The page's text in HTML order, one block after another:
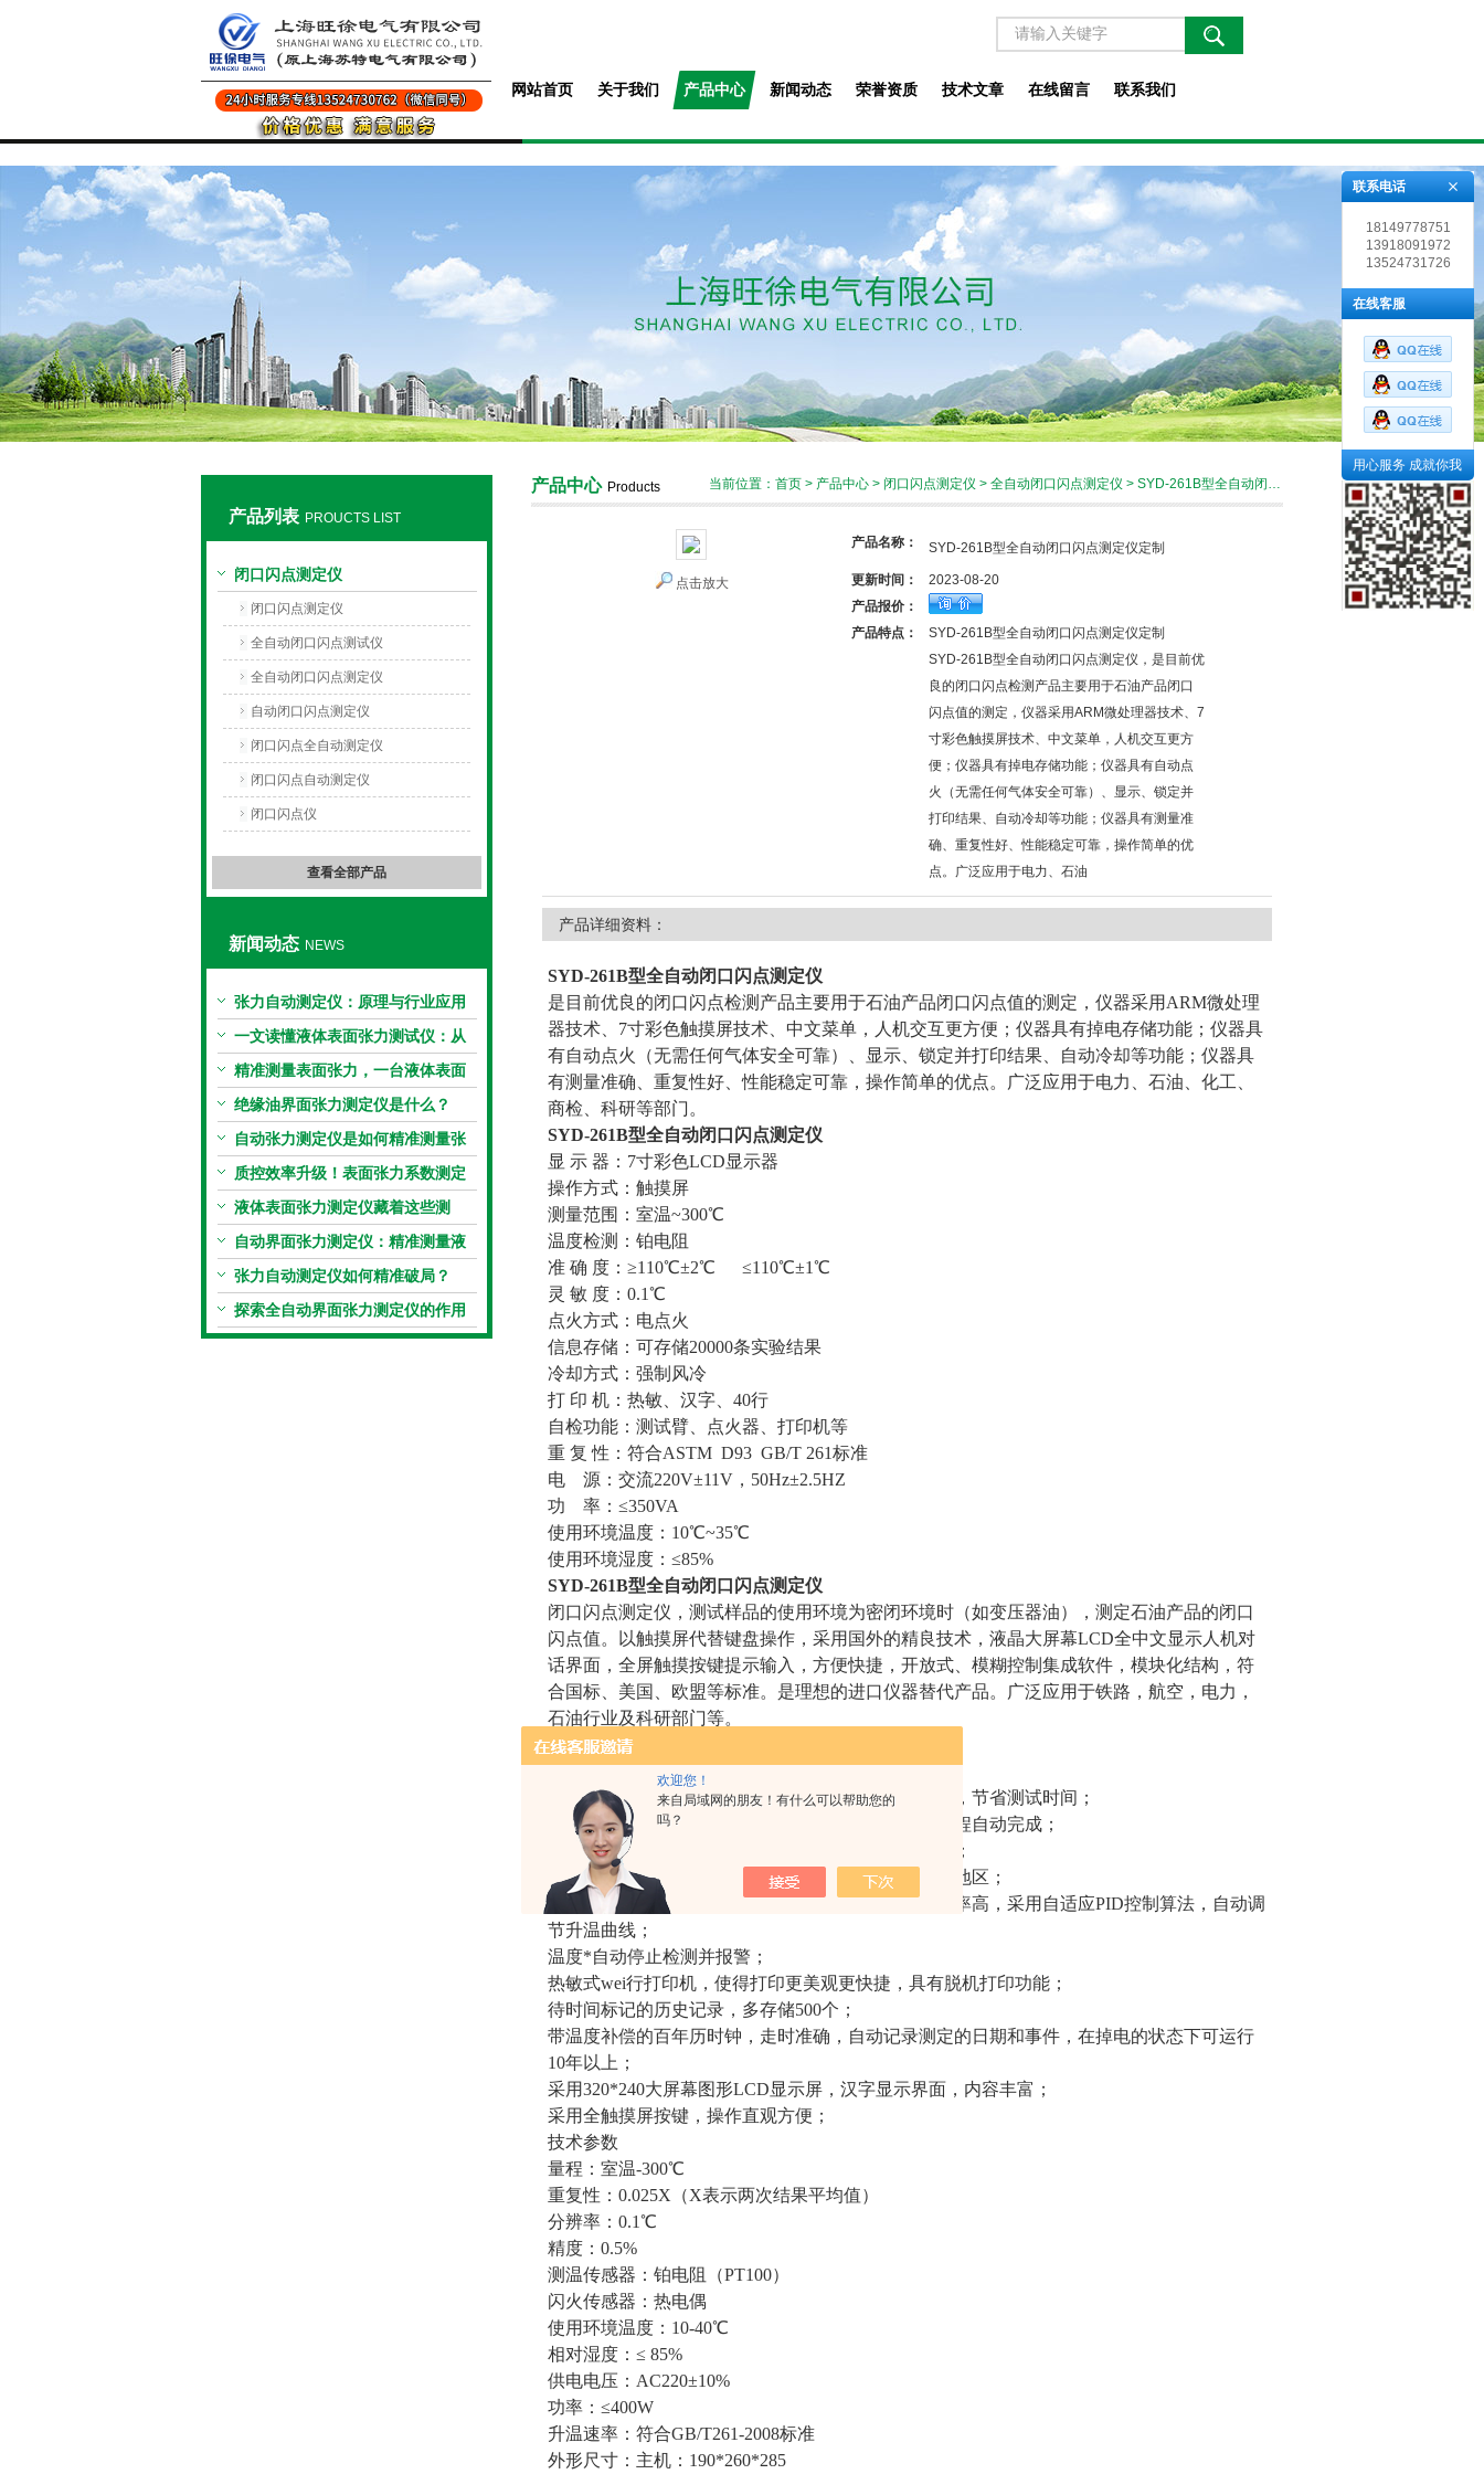
欢迎您！
来自局域网的朋友！有什么可以帮助您的
吗？
网站首页 关于我们 产品中心 新闻动态 荣誉资质 技术文章 在线留言 联系我们
产品列表 PROUCTS LIST
闭口闪点测定仪
闭口闪点测定仪
全自动闭口闪点测试仪
全自动闭口闪点测定仪
自动闭口闪点测定仪
闭口闪点全自动测定仪
闭口闪点自动测定仪
闭口闪点仪
查看全部产品
新闻动态 NEWS
张力自动测定仪：原理与行业应用
解析
一文读懂液体表面张力测试仪：从
原理到应用全掌握
精准测量表面张力，一台液体表面
张力系数测量仪就够了
绝缘油界面张力测定仪是什么？
自动张力测定仪是如何精准测量张
力的？
质控效率升级！表面张力系数测定
仪真香警告
液体表面张力测定仪藏着这些测
定“小窍门”
自动界面张力测定仪：精准测量液
体界面张力的关键设备
张力自动测定仪如何精准破局？
探索全自动界面张力测定仪的作用
产品中心 Products 当前位置： 首页 > 产品中心 > 闭口闪点测定仪 > 全自动闭口闪点测定仪 > SYD-261B型全自动闭口闪点测定仪定制
点击放大
产品名称： SYD-261B型全自动闭口闪点测定仪定制
更新时间：
2023-08-20
产品报价：
产品特点：
SYD-261B型全自动闭口闪点测定仪定制
SYD-261B型全自动闭口闪点测定仪，是目前优
良的闭口闪点检测产品主要用于石油产品闭口
闪点值的测定，仪器采用ARM微处理器技术、7
寸彩色触摸屏技术、中文菜单，人机交互更方
便；仪器具有掉电存储功能；仪器具有自动点
火（无需任何气体安全可靠）、显示、锁定并
打印结果、自动冷却等功能；仪器具有测量准
确、重复性好、性能稳定可靠，操作简单的优
点。广泛应用于电力、石油
产品详细资料：
SYD-261B型全自动闭口闪点测定仪
是目前优良的闭口闪点检测产品主要用于石油产品闭口闪点值的测定，仪器采用ARM微处理
器技术、7寸彩色触摸屏技术、中文菜单，人机交互更方便；仪器具有掉电存储功能；仪器具
有自动点火（无需任何气体安全可靠）、显示、锁定并打印结果、自动冷却等功能；仪器具
有测量准确、重复性好、性能稳定可靠，操作简单的优点。广泛应用于电力、石油、化工、
商检、科研等部门。
SYD-261B型全自动闭口闪点测定仪
显 示 器：7寸彩色LCD显示器
操作方式：触摸屏
测量范围：室温~300℃
温度检测：铂电阻
准 确 度：≥110℃±2℃ ≤110℃±1℃
灵 敏 度：0.1℃
点火方式：电点火
信息存储：可存储20000条实验结果
冷却方式：强制风冷
打 印 机：热敏、汉字、40行
自检功能：测试臂、点火器、打印机等
重 复 性：符合ASTM D93 GB/T 261标准
电 源：交流220V±11V，50Hz±2.5HZ
功 率：≤350VA
使用环境温度：10℃~35℃
使用环境湿度：≤85%
SYD-261B型全自动闭口闪点测定仪
闭口闪点测定仪，测试样品的使用环境为密闭环境时（如变压器油），测定石油产品的闭口
闪点值。以触摸屏代替键盘操作，采用国外的精良技术，液晶大屏幕LCD全中文显示人机对
话界面，全屏触摸按键提示输入，方便快捷，开放式、模糊控制集成软件，模块化结构，符
合国标、美国、欧盟等标准。是理想的进口仪器替代产品。广泛应用于铁路，航空，电力，
石油行业及科研部门等。
特点
采用新型高速数字信号处理器，工作可靠精度高；
一台主机可同时控制多台测试炉进行多个样品的测试，节省测试时间；
检测、开盖、点火、报警、冷却、打印，整个实验过程自动完成；
气电两用点火方式，即铂合金电热丝、燃气点火方式；
大气压自动检测，自动修正测试结果，可用于高海拔地区；
采用新研制的大功率高频开关电源加热技术，加热效率高，采用自适应PID控制算法，自动调
节升温曲线；
温度*自动停止检测并报警；
热敏式wei行打印机，使得打印更美观更快捷，具有脱机打印功能；
待时间标记的历史记录，多存储500个；
带温度补偿的百年历时钟，走时准确，自动记录测定的日期和事件，在掉电的状态下可运行
10年以上；
采用320*240大屏幕图形LCD显示屏，汉字显示界面，内容丰富；
采用全触摸屏按键，操作直观方便；
技术参数
量程：室温-300℃
重复性：0.025X（X表示两次结果平均值）
分辨率：0.1℃
精度：0.5%
测温传感器：铂电阻（PT100）
闪火传感器：热电偶
使用环境温度：10-40℃
相对湿度：≤ 85%
供电电压：AC220±10%
功率：≤400W
升温速率：符合GB/T261-2008标准
外形尺寸：主机：190*260*285
联系电话
18149778751
13918091972
13524731726
在线客服
用心服务 成就你我